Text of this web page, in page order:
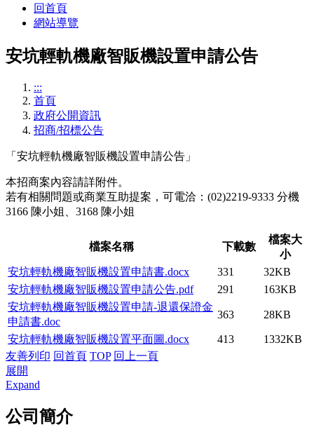
回首頁
網站導覽
安坑輕軌機廠智販機設置申請公告
:::
首頁
政府公開資訊
招商/招標公告
「安坑輕軌機廠智販機設置申請公告」
本招商案內容請詳附件。
若有相關問題或商業互助提案，可電洽：(02)2219-9333 分機
3166 陳小姐、3168 陳小姐
檔案名稱 下載數
檔案大
小
安坑輕軌機廠智販機設置申請書.docx
331
32KB
安坑輕軌機廠智販機設置申請公告.pdf
291
163KB
安坑輕軌機廠智販機設置申請-退還保證金
申請書.doc
363 28KB
安坑輕軌機廠智販機設置平面圖.docx 413
1332KB
友善列印 回首頁 TOP 回上一頁
展開
Expand
公司簡介